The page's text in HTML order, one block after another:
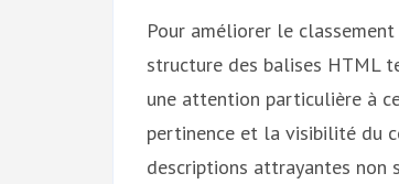
Pour améliorer le
structure des balises HTML
une attention particulière à
pertinence et la visibilité du
descriptions attrayantes non